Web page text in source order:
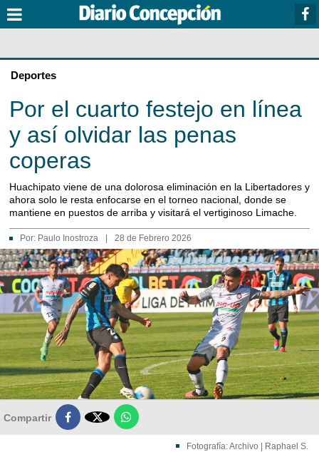
Deportes
Por el cuarto festejo en línea
y así olvidar las penas
coperas
Huachipato viene de una dolorosa eliminación en la Libertadores y
ahora solo le resta enfocarse en el torneo nacional, donde se
mantiene en puestos de arriba y visitará el vertiginoso Limache.
Por: Paulo Inostroza 28 de Febrero 2026
Compartir 
Fotografía: Archivo | Raphael S.